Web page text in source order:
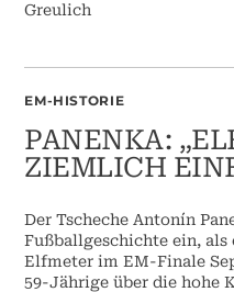
Greulich
EM-HISTORIE
PANENKA:
ZIEMLICH
Der Tscheche Antonín
Fußballgeschichte ein,
Elfmeter im EM-Finale
59-Jährige über die hohe